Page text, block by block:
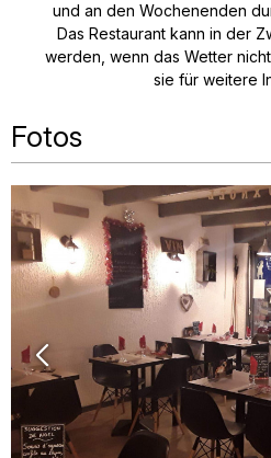
und an den Wochenenden
Das Restaurant kann in der
werden, wenn das Wetter
sie für weitere
Fotos